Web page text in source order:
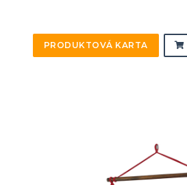
PRODUKTOVÁ KARTA